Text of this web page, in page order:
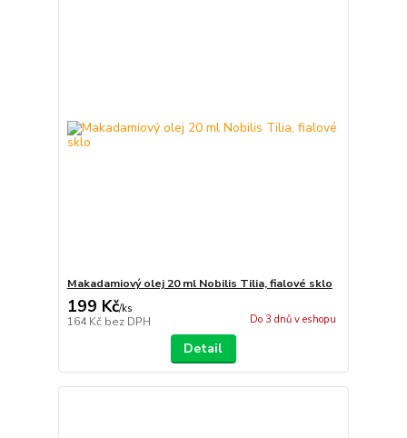
Makadamiový olej 20 ml Nobilis Tilia, fialové sklo
199 Kč/ks
164 Kč bez DPH Do 3 dnů v eshopu
Detail